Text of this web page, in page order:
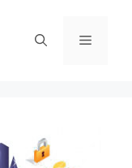
Menu